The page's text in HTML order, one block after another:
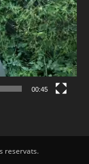
00:45
reservats.